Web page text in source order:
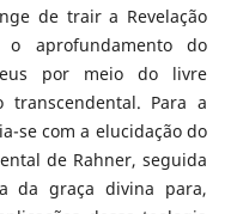
de trair a Revelação
aprofundamento do
por meio do livre
Para a
se com a elucidação do
de Rahner, seguida
da graça divina para,